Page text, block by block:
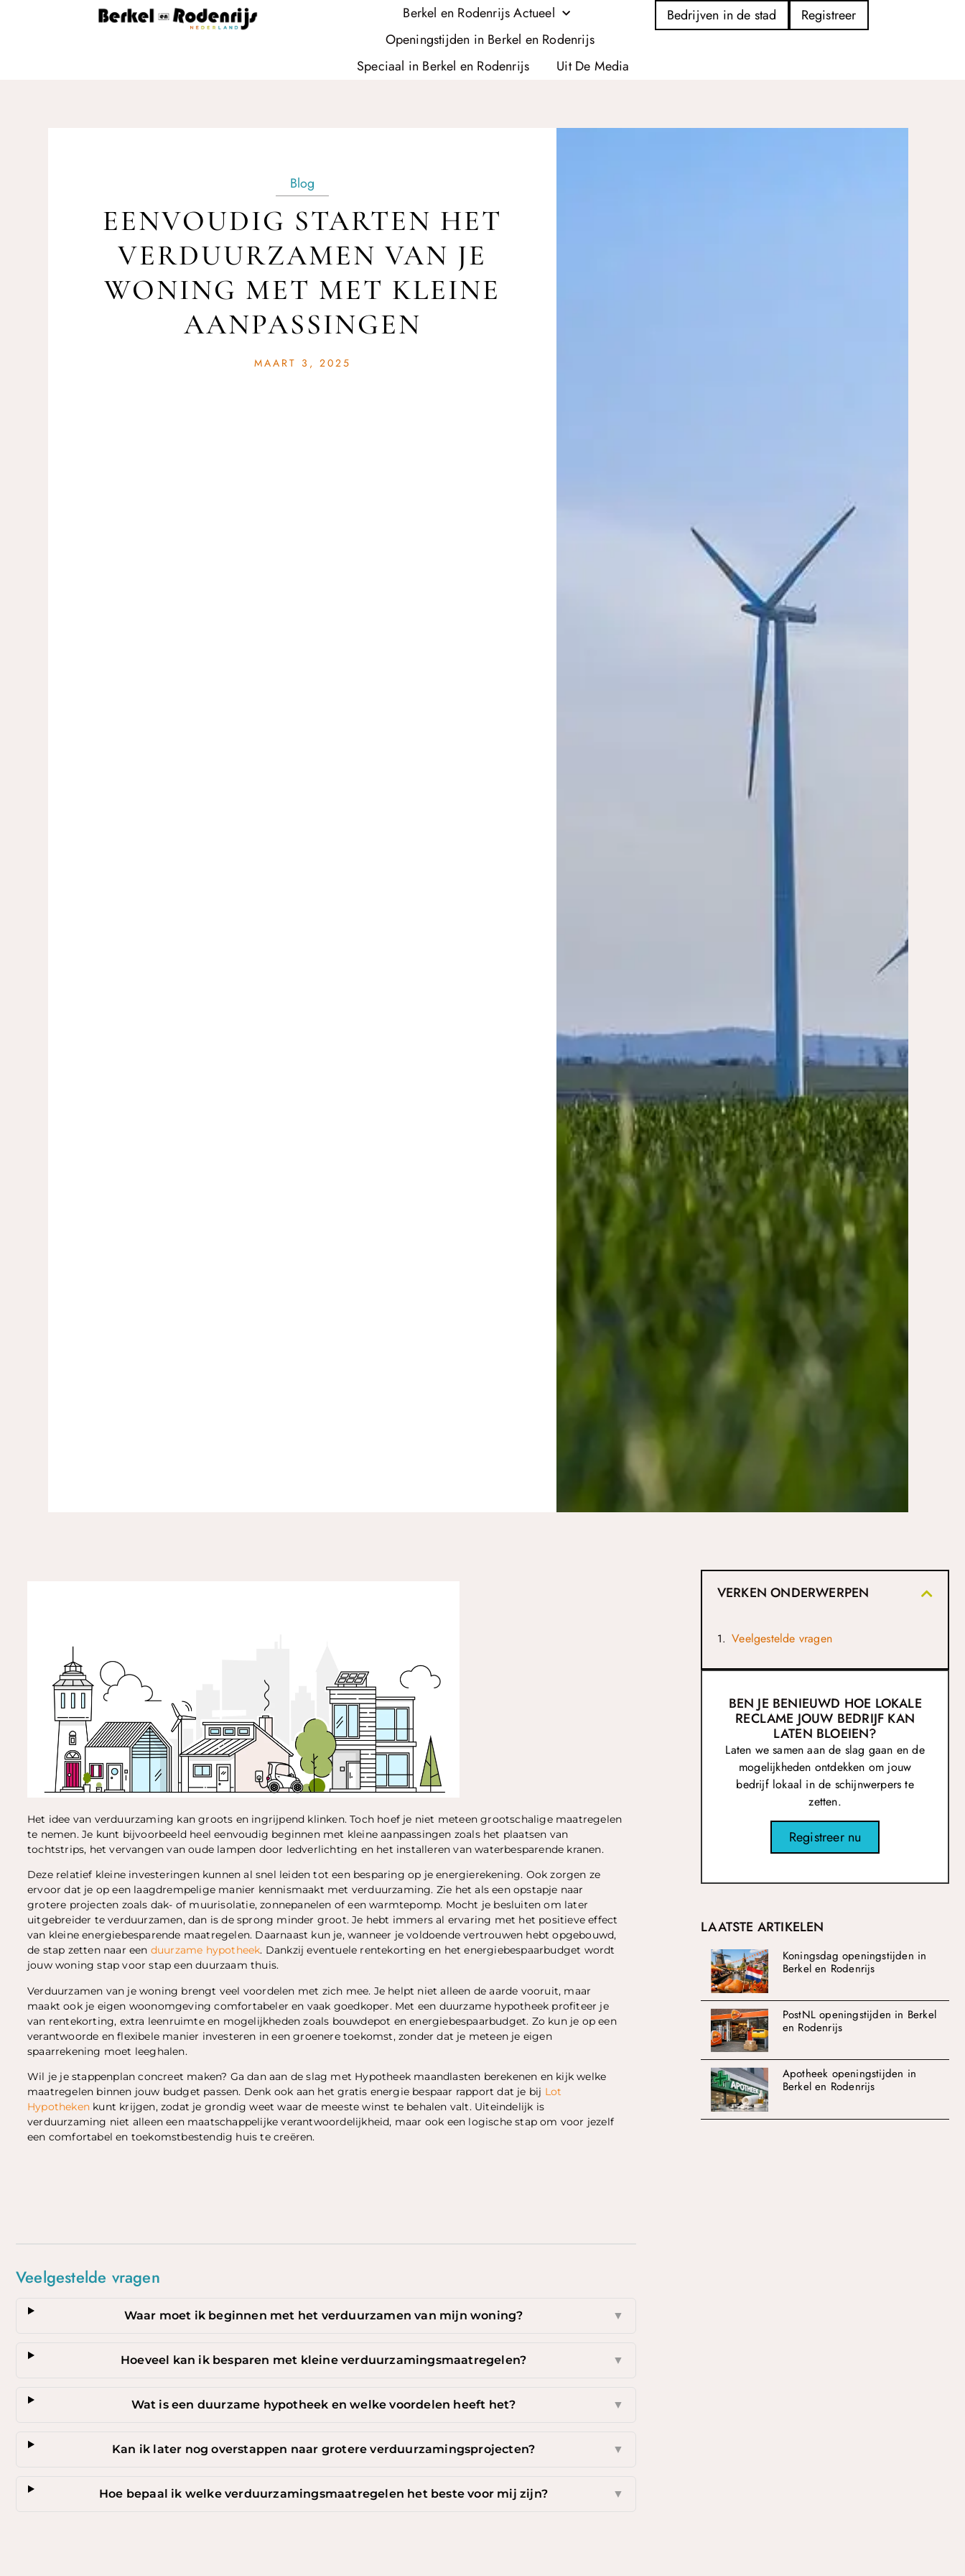
Berkel en Rodenrijs Actueel
Openingstijden in Berkel en Rodenrijs
Speciaal in Berkel en Rodenrijs
Uit De Media
Registreer
Bedrijven in de stad
Blog
EENVOUDIG STARTEN HET
VERDUURZAMEN VAN JE
WONING MET MET KLEINE
AANPASSINGEN
MAART 3, 2025
Het idee van verduurzaming kan groots en ingrijpend klinken. Toch hoef je niet meteen grootschalige maatregelen
te nemen. Je kunt bijvoorbeeld heel eenvoudig beginnen met kleine aanpassingen zoals het plaatsen van
tochtstrips, het vervangen van oude lampen door ledverlichting en het installeren van waterbesparende kranen.
Deze relatief kleine investeringen kunnen al snel leiden tot een besparing op je energierekening. Ook zorgen ze
ervoor dat je op een laagdrempelige manier kennismaakt met verduurzaming. Zie het als een opstapje naar
grotere projecten zoals dak- of muurisolatie, zonnepanelen of een warmtepomp. Mocht je besluiten om later
uitgebreider te verduurzamen, dan is de sprong minder groot. Je hebt immers al ervaring met het positieve effect
van kleine energiebesparende maatregelen. Daarnaast kun je, wanneer je voldoende vertrouwen hebt opgebouwd,
de stap zetten naar een duurzame hypotheek. Dankzij eventuele rentekorting en het energiebespaarbudget wordt
jouw woning stap voor stap een duurzaam thuis.
Verduurzamen van je woning brengt veel voordelen met zich mee. Je helpt niet alleen de aarde vooruit, maar
maakt ook je eigen woonomgeving comfortabeler en vaak goedkoper. Met een duurzame hypotheek profiteer je
van rentekorting, extra leenruimte en mogelijkheden zoals bouwdepot en energiebespaarbudget. Zo kun je op een
verantwoorde en flexibele manier investeren in een groenere toekomst, zonder dat je meteen je eigen
spaarrekening moet leeghalen.
Wil je je stappenplan concreet maken? Ga dan aan de slag met Hypotheek maandlasten berekenen en kijk welke
maatregelen binnen jouw budget passen. Denk ook aan het gratis energie bespaar rapport dat je bij Lot
Hypotheken kunt krijgen, zodat je grondig weet waar de meeste winst te behalen valt. Uiteindelijk is
verduurzaming niet alleen een maatschappelijke verantwoordelijkheid, maar ook een logische stap om voor jezelf
een comfortabel en toekomstbestendig huis te creëren.
Veelgestelde vragen
Waar moet ik beginnen met het verduurzamen van mijn woning? ▼
Hoeveel kan ik besparen met kleine verduurzamingsmaatregelen? ▼
Wat is een duurzame hypotheek en welke voordelen heeft het? ▼
Kan ik later nog overstappen naar grotere verduurzamingsprojecten? ▼
Hoe bepaal ik welke verduurzamingsmaatregelen het beste voor mij zijn? ▼
VERKEN ONDERWERPEN
Veelgestelde vragen
BEN JE BENIEUWD HOE LOKALE
RECLAME JOUW BEDRIJF KAN
LATEN BLOEIEN?
Laten we samen aan de slag gaan en de
mogelijkheden ontdekken om jouw
bedrijf lokaal in de schijnwerpers te
zetten.
Registreer nu
LAATSTE ARTIKELEN
Koningsdag openingstijden in
Berkel en Rodenrijs
PostNL openingstijden in Berkel
en Rodenrijs
Apotheek openingstijden in
Berkel en Rodenrijs